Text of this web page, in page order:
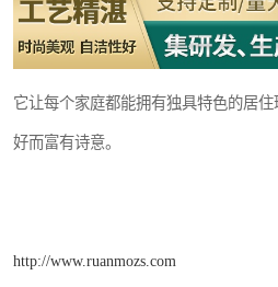
它让每个家庭都能拥有独具特色的居
好而富有诗意。
http://www.ruanmozs.com